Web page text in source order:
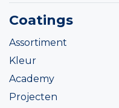
Coatings
Assortiment
Kleur
Academy
Projecten